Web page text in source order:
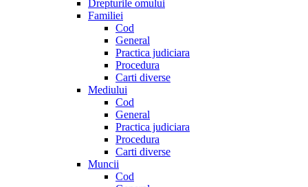
Drepturile omului
Familiei
Cod
General
Practica judiciara
Procedura
Carti diverse
Mediului
Cod
General
Practica judiciara
Procedura
Carti diverse
Muncii
Cod